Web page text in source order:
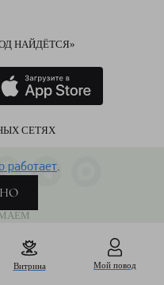
работает.
НАЙДЁТСЯ»
СЕТЯХ
Витрина Мой повод